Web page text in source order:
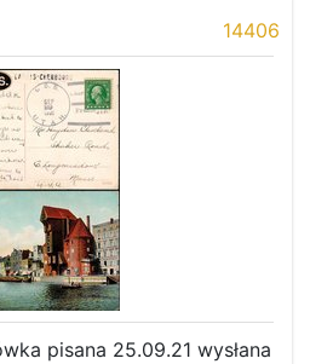
14406
pisana 25.09.21 wysłana